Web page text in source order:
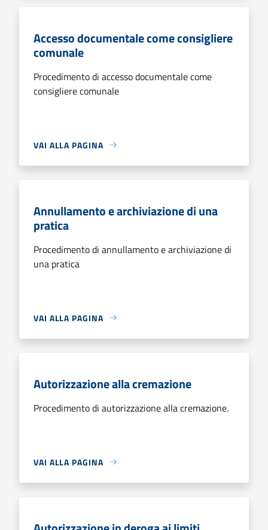
Accesso documentale come consigliere
comunale
Procedimento di accesso documentale come
consigliere comunale
VAI ALLA PAGINA
Annullamento e archiviazione di una
pratica
Procedimento di annullamento e archiviazione di
una pratica
VAI ALLA PAGINA
Autorizzazione alla cremazione
Procedimento di autorizzazione alla cremazione.
VAI ALLA PAGINA